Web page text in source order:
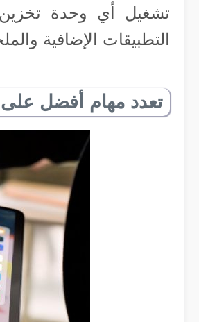
تشغيل أي وحدة
التطبيقات الإضافية
تعدد مهام أفضل على iOS